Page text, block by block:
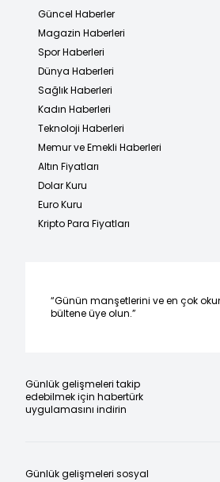
Güncel Haberler
Magazin Haberleri
Spor Haberleri
Dünya Haberleri
Sağlık Haberleri
Kadın Haberleri
Teknoloji Haberleri
Memur ve Emekli Haberleri
Altın Fiyatları
Dolar Kuru
Euro Kuru
Kripto Para Fiyatları
“Günün manşetlerini ve en çok
bültene üye olun.”
Günlük gelişmeleri takip
edebilmek için habertürk
uygulamasını indirin
Günlük gelişmeleri sosyal